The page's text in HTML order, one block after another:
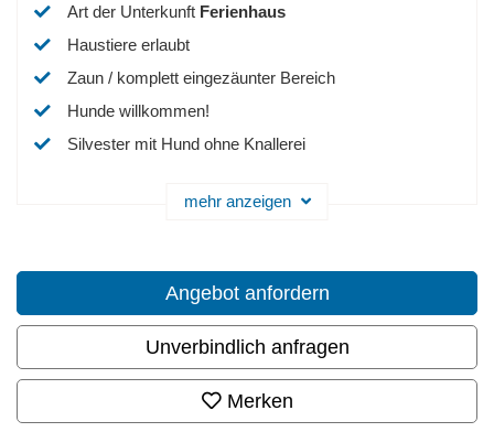
Art der Unterkunft Ferienhaus
Haustiere erlaubt
Zaun / komplett eingezäunter Bereich
Hunde willkommen!
Silvester mit Hund ohne Knallerei
mehr anzeigen
Angebot anfordern
Unverbindlich anfragen
Merken